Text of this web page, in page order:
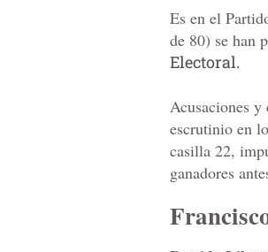
Es en el
de 80) se han
Electoral.
Acusaciones y
escrutinio en
casilla 22,
ganadores